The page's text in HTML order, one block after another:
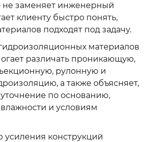
не заменяет инженерный
клиенту быстро понять,
подходят под задачу.
материалов
различать проникающую,
рулонную и
а также объясняет,
уточнение по основанию,
и условиям
конструкций